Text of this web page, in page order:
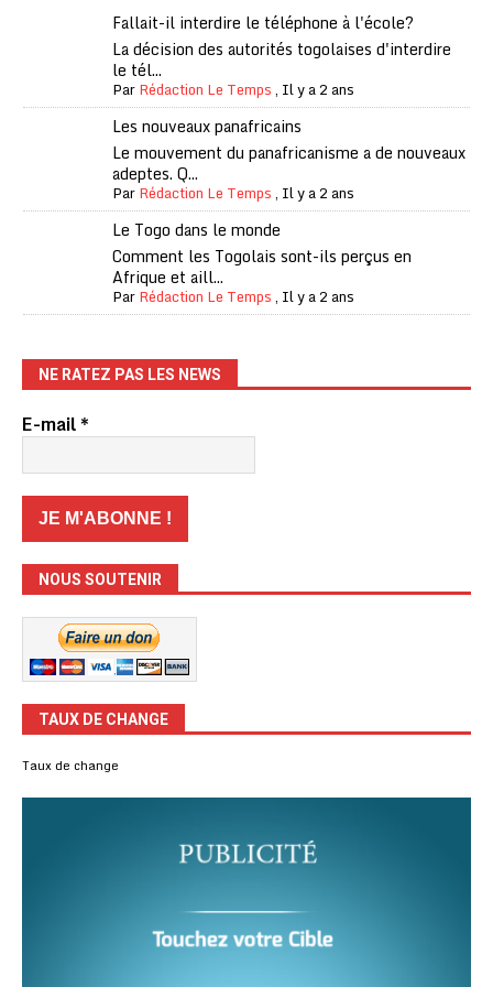
Fallait-il interdire le téléphone à l'école?
La décision des autorités togolaises d'interdire
le tél...
ParRédaction Le Temps, Il y a 2 ans
Les nouveaux panafricains
Le mouvement du panafricanisme a de nouveaux
adeptes. Q...
ParRédaction Le Temps, Il y a 2 ans
Le Togo dans le monde
Comment les Togolais sont-ils perçus en
Afrique et aill...
ParRédaction Le Temps, Il y a 2 ans
NE RATEZ PAS LES NEWS
E-mail*
NOUS SOUTENIR
TAUX DE CHANGE
Taux de change